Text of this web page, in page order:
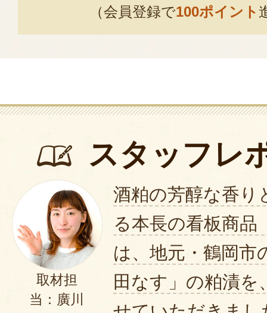
（会員登録で100ポイント
スタッフレ
取材担
当：廣川
酒粕の芳醇な香り
る本長の看板商品
は、地元・鶴岡市
田なす」の粕漬を